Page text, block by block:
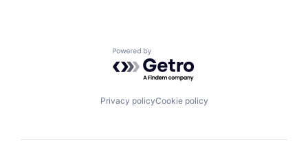
Powered by Getro.com
Privacy policyCookie policy